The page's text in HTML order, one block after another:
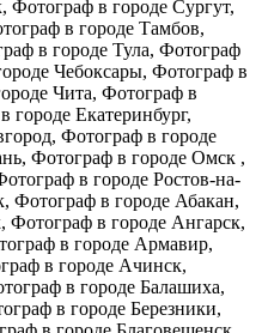
Фотограф в городе Сургут,
в городе Тамбов,
в городе Тула, Фотограф
Чебоксары, Фотограф в
Чита, Фотограф в
городе Екатеринбург,
Фотограф в городе
Фотограф в городе Омск ,
в городе Ростов-на-
Фотограф в городе Абакан,
Фотограф в городе Ангарск,
в городе Армавир,
в городе Ачинск,
в городе Балашиха,
в городе Березники,